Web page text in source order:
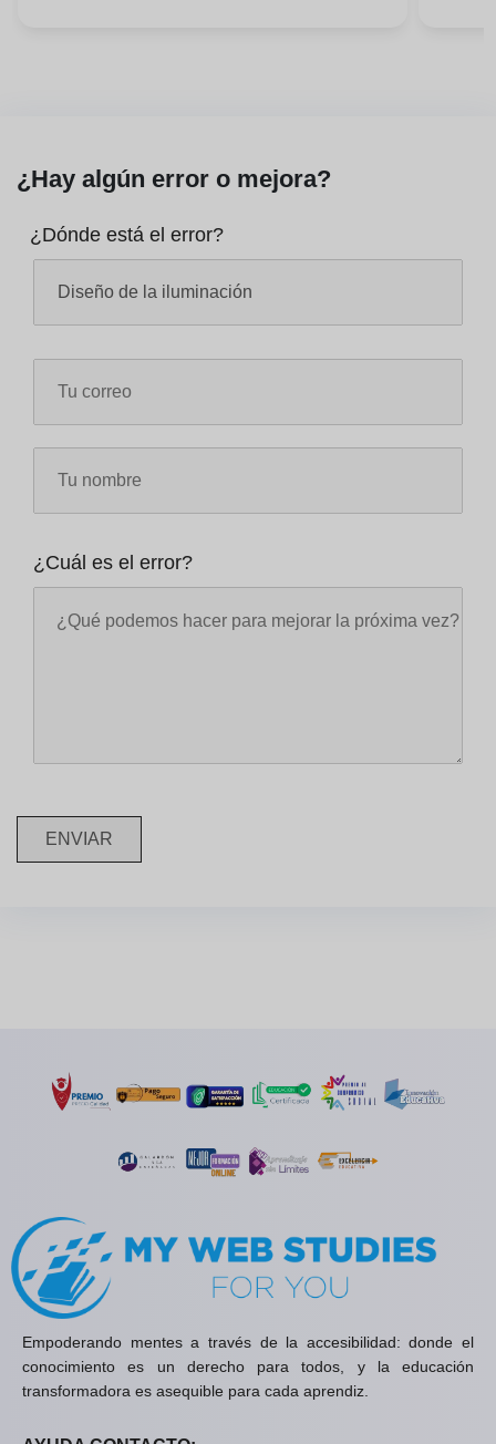
¿Hay algún error o mejora?
¿Dónde está el error?
¿Cuál es el error?
ENVIAR
Empoderando mentes a través de la accesibilidad: donde el
conocimiento es un derecho para todos, y la educación
transformadora es asequible para cada aprendiz.